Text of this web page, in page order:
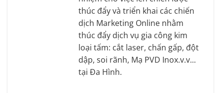
thúc đẩy và triển khai các chiến
dịch Marketing Online nhằm
thúc đẩy dịch vụ gia công kim
loại tấm: cắt laser, chấn gấp, đột
dập, soi rãnh, Mạ PVD Inox.v.v...
tại Đa Hình.